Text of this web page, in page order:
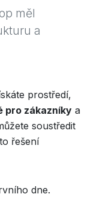
měl
a
prostředí,
pro zákazníky a
soustředit
řešení
dne.